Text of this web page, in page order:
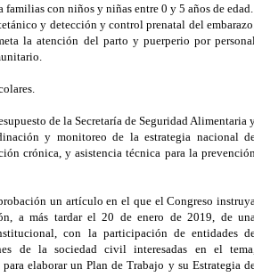
familias con niños y niñas entre 0 y 5 años de edad.
y detección y control prenatal del
la atención del parto y puerperio por
de la Secretaría de Seguridad Alimentaria
y monitoreo de la estrategia nacional
crónica, y asistencia técnica para la
un artículo en el que el Congreso
a más tardar el 20 de enero de 2019, de
con la participación de entidades
de la sociedad civil interesadas en el
elaborar un Plan de Trabajo y su Estrategia